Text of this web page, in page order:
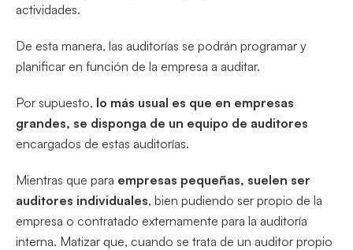
actividades.
De esta manera, las auditorías se podrán programar y
planificar en función de la empresa a auditar.
Por supuesto, lo más usual es que en empresas
grandes, se disponga de un equipo de auditores
encargados de estas auditorías.
Mientras que para empresas pequeñas, suelen ser
auditores individuales, bien pudiendo ser propio de la
empresa o contratado externamente para la auditoría
interna. Matizar que, cuando se trata de un auditor propio